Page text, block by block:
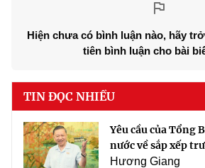
Hiện chưa có bình luận nào, hãy
tiên bình luận cho bài
TIN ĐỌC NHIỀU
Yêu cầu của Tổng
nước về sắp xếp
Hương Giang